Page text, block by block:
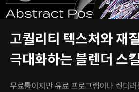
고퀄리티 텍스처와 재
극대화하는 블렌더 스
무료툴이지만 유료 프로그램이나 렌더러